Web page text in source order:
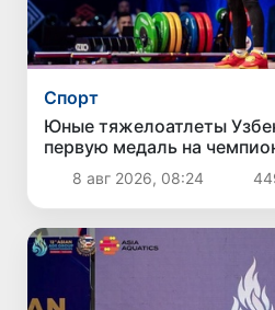
Спорт
Юные тяжелоатлеты
первую медаль на
8 авг 2026, 08:24